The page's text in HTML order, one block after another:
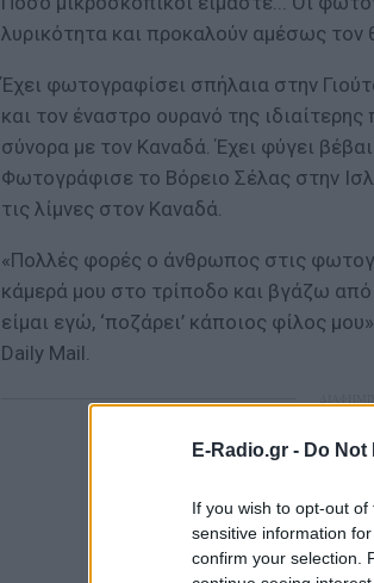
E-Radio.gr - Do
If you wish to opt-out
sensitive information
confirm your selection.
λυρικότητα και προκαλούν αμέσως τον
Έχει φωτογραφίσει σπήλαια στην
και τον έναστρο ουρανό της
σύνορα με τον Καναδά. Έχει φύγει
Φωτογράφισε το Βόρειο Σέλας στην
τις λίμνες στον Καναδά.
«Πολλές φορές ο άνθρωπος στις
κάμερά μου στο τρίποδο και βγάζω
είμαι εγώ, ‘ποζάρει’ κάποιος φίλος
Daily Mail.